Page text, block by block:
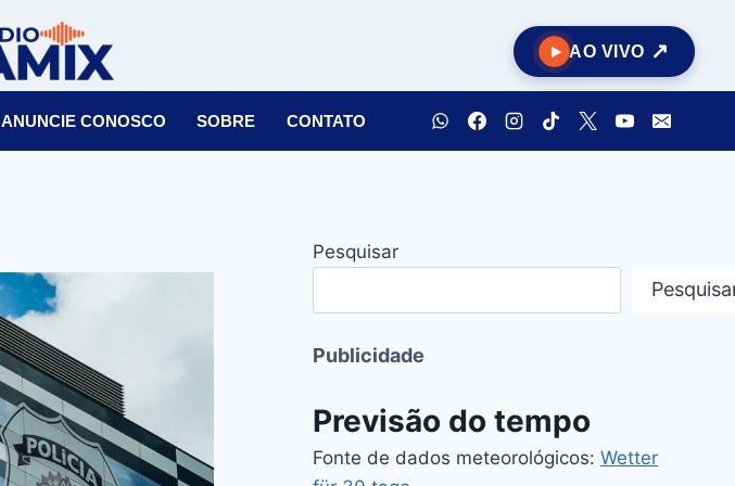
AO VIVO
ANUNCIE CONOSCO SOBRE CONTATO
Pesquisar
Publicidade
Previsão do tempo
Fonte de dados meteorológicos:Wetter